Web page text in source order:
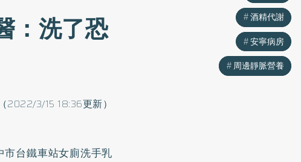
：洗了恐
2022/3/15 18:36更新）
市台鐵車站女廁洗手乳
酒精代謝
安寧病房
周邊靜脈營養
酒精代謝
安寧病房
周邊靜脈營養